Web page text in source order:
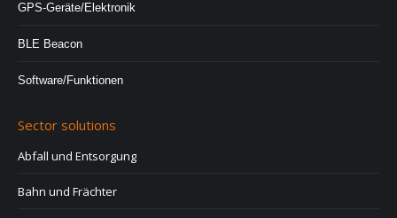
GPS-Geräte/Elektronik
BLE Beacon
Software/Funktionen
Sector solutions
Abfall und Entsorgung
Bahn und Frächter